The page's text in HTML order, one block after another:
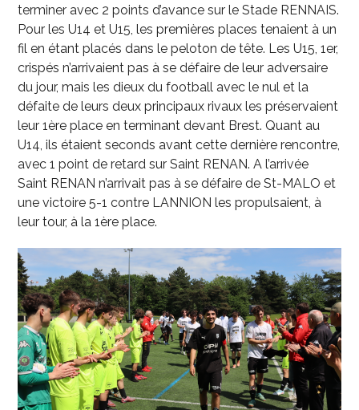
terminer avec 2 points d’avance sur le Stade RENNAIS.
Pour les U14 et U15, les premières places tenaient à un
fil en étant placés dans le peloton de tête. Les U15, 1er,
crispés n’arrivaient pas à se défaire de leur adversaire
du jour, mais les dieux du football avec le nul et la
défaite de leurs deux principaux rivaux les préservaient
leur 1ère place en terminant devant Brest. Quant au
U14, ils étaient seconds avant cette dernière rencontre,
avec 1 point de retard sur Saint RENAN. A l’arrivée
Saint RENAN n’arrivait pas à se défaire de St-MALO et
une victoire 5-1 contre LANNION les propulsaient, à
leur tour, à la 1ère place.